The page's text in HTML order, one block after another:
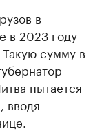
в
в 2023 году
сумму в
пытается
вводя